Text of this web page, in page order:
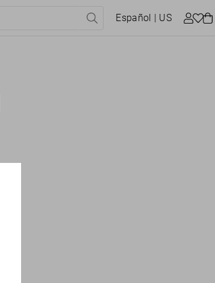
Español | US